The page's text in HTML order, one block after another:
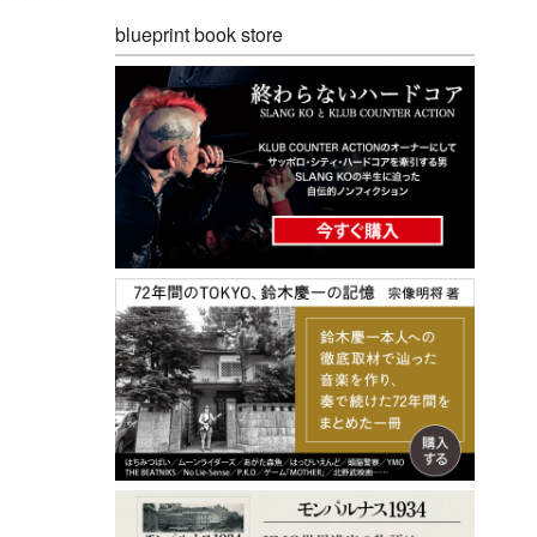
blueprint book store